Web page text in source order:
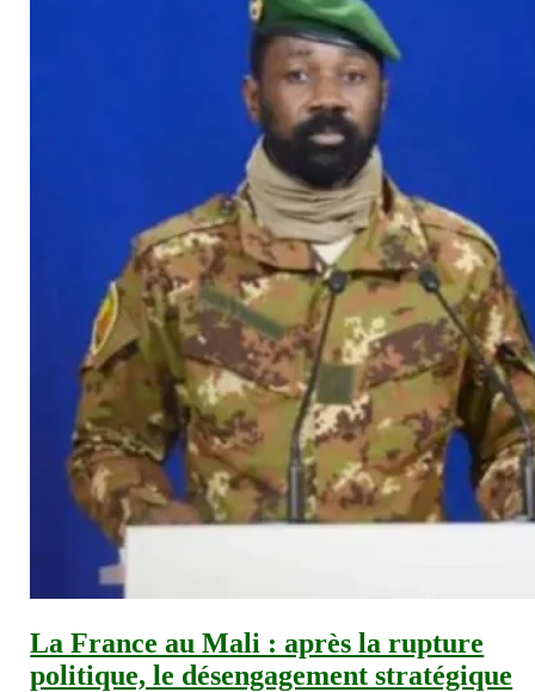
La France au Mali : après la rupture
politique, le désengagement stratégique